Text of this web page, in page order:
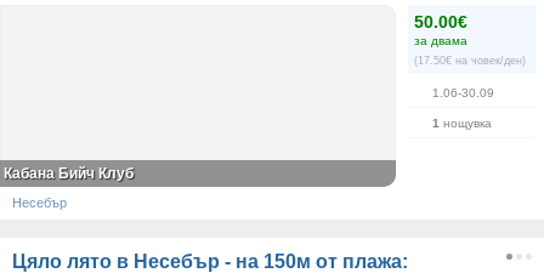
50.00€
за двама
(17.50€ на човек/ден)
1.06-30.09
1 нощувка
Кабана Бийч Клуб
Несебър
Цяло лято в Несебър - на 150м от плажа: